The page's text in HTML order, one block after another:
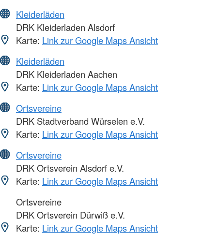
Kleiderläden
DRK Kleiderladen Alsdorf
Karte: Link zur Google Maps Ansicht
Kleiderläden
DRK Kleiderladen Aachen
Karte: Link zur Google Maps Ansicht
Ortsvereine
DRK Stadtverband Würselen e.V.
Karte: Link zur Google Maps Ansicht
Ortsvereine
DRK Ortsverein Alsdorf e.V.
Karte: Link zur Google Maps Ansicht
Ortsvereine
DRK Ortsverein Dürwiß e.V.
Karte: Link zur Google Maps Ansicht